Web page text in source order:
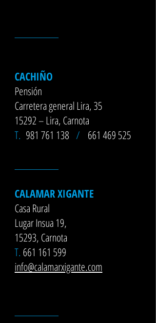
CACHIÑO
Pensión
Carretera general Lira, 35
15292 – Lira, Carnota
T. 981 761 138 / 661 469 525
CALAMAR XIGANTE
Casa Rural
Lugar Insua 19,
15293, Carnota
T. 661 161 599
info@calamarxigante.com